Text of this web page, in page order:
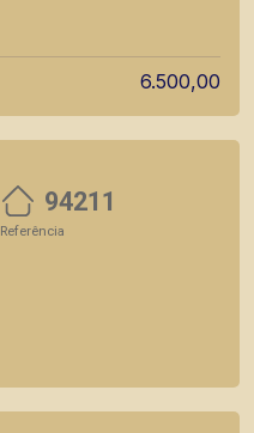
6.500,00
94211
Referência